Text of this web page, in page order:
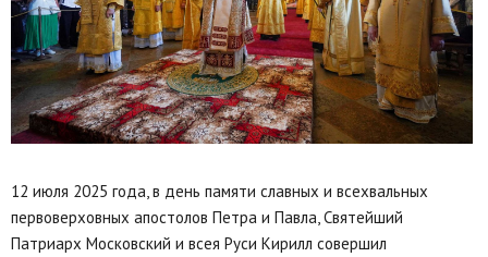
12 июля 2025 года, в день памяти славных и всехвальных
первоверховных апостолов Петра и Павла, Святейший
Патриарх Московский и всея Руси Кирилл совершил